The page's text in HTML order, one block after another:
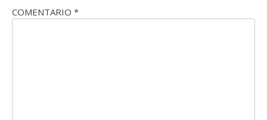
COMENTARIO *